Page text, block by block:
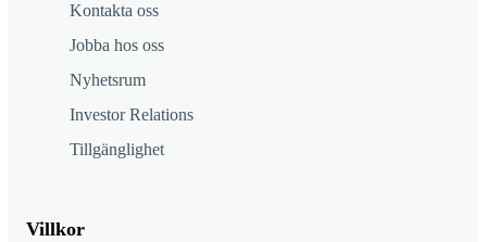
Kontakta oss
Jobba hos oss
Nyhetsrum
Investor Relations
Tillgänglighet
Villkor